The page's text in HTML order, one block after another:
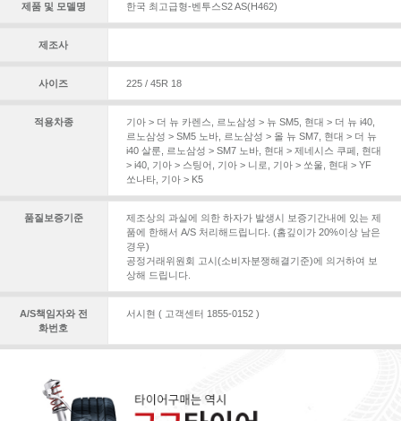
제품 및 모델명 한국 최고급형-벤투스S2 AS(H462)
제조사
사이즈 225 / 45R 18
적용차종 기아 > 더 뉴 카렌스 르노삼성 > 뉴 SM5, 현대 > 더 뉴 i40,
르노삼성 > SM5 노바, 르노삼성 > 올 뉴 SM7, 현대 > 더 뉴
i40 살룬
르노삼성 > SM7 노바, 현대 > 제네시스 쿠페
현대
> i40, 기아 > 스팅어 기아 > 니로 기아 > 쏘울
현대 > YF
쏘나타, 기아 > K5
품질보증기준
제조상의 과실에 의한 하자가 발생시 보증기간내에 있는 제
품에 한해서 A/S 처리해드립니다. (홈깊이가 20%이상 남은
경우)
공정거래위원회 고시(소비자분쟁해결기준)에 의거하여 보
상해 드립니다.
A/S책임자와 전
화번호
서시현 ( 고객센터 1855-0152 )